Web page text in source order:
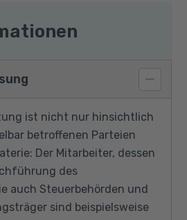
ist nicht nur hinsichtlich
betroffenen Parteien
Der Mitarbeiter, dessen
des
auch Steuerbehörden und
sind beispielsweise